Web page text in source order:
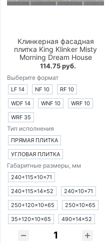
Клинкерная фасадная
плитка King Klinker Misty
Morning Dream House
114.75 руб.
Выберите формат
LF 14 NF 10
RF 10
WDF 14
WNF 10
WRF 10
WRF 35
Тип исполнения
ПРЯМАЯ ПЛИТКА
УГЛОВАЯ ПЛИТКА
Габаритные размеры, мм
240+115×10×71
240+115×14×52
240×10×71
250+120×10×65
250×10×65
35+120×10×65
490×14×52